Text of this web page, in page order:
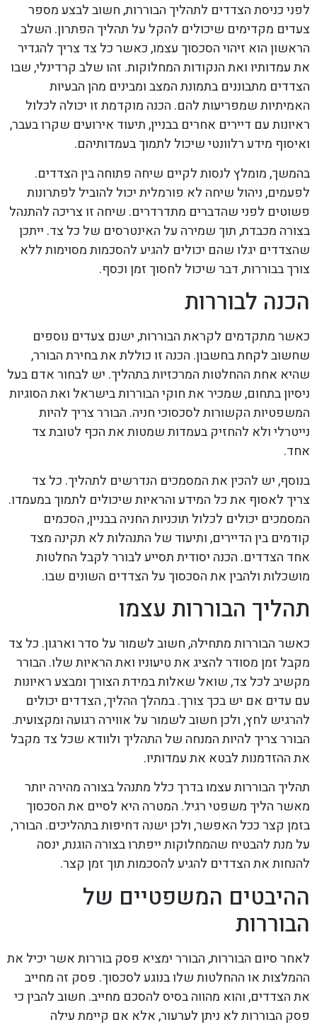
לפני כניסת הצדדים לתהליך הבוררות, חשוב לבצע מספר
צעדים מקדימים שיכולים להקל על תהליך הפתרון. השלב
הראשון הוא זיהוי הסכסוך עצמו, כאשר כל צד צריך להגדיר
את עמדותיו ואת הנקודות המחלוקות. זהו שלב קרדינלי, שבו
הצדדים מתבוננים בתמונת המצב ומבינים מהן הבעיות
האמיתיות שמפריעות להם. הכנה מוקדמת זו יכולה לכלול
ראיונות עם דיירים אחרים בבניין, תיעוד אירועים שקרו בעבר,
ואיסוף מידע רלוונטי שיכול לתמוך בעמדותיהם.
בהמשך, מומלץ לנסות לקיים שיחה פתוחה בין הצדדים.
לפעמים, ניהול שיחה לא פורמלית יכול להוביל לפתרונות
פשוטים לפני שהדברים מתדרדרים. שיחה זו צריכה להתנהל
בצורה מכבדת, תוך שמירה על האינטרסים של כל צד. ייתכן
שהצדדים יגלו שהם יכולים להגיע להסכמות מסוימות ללא
צורך בבוררות, דבר שיכול לחסוך זמן וכסף.
הכנה לבוררות
כאשר מתקדמים לקראת הבוררות, ישנם צעדים נוספים
שחשוב לקחת בחשבון. הכנה זו כוללת את בחירת הבורר,
שהיא אחת ההחלטות המרכזיות בתהליך. יש לבחור אדם בעל
ניסיון בתחום, שמכיר את חוקי הבוררות בישראל ואת הסוגיות
המשפטיות הקשורות לסכסוכי חניה. הבורר צריך להיות
נייטרלי ולא להחזיק בעמדות שמטות את הכף לטובת צד
אחד.
בנוסף, יש להכין את המסמכים הנדרשים לתהליך. כל צד
צריך לאסוף את כל המידע והראיות שיכולים לתמוך במעמדו.
המסמכים יכולים לכלול תוכניות החניה בבניין, הסכמים
קודמים בין הדיירים, ותיעוד של התנהלות לא תקינה מצד
אחד הצדדים. הכנה יסודית תסייע לבורר לקבל החלטות
מושכלות ולהבין את הסכסוך על הצדדים השונים שבו.
תהליך הבוררות עצמו
כאשר הבוררות מתחילה, חשוב לשמור על סדר וארגון. כל צד
מקבל זמן מסודר להציג את טיעוניו ואת הראיות שלו. הבורר
מקשיב לכל צד, שואל שאלות במידת הצורך ומבצע ראיונות
עם עדים אם יש בכך צורך. במהלך ההליך, הצדדים יכולים
להרגיש לחץ, ולכן חשוב לשמור על אווירה רגועה ומקצועית.
הבורר צריך להיות המנחה של התהליך ולוודא שכל צד מקבל
את ההזדמנות לבטא את עמדותיו.
תהליך הבוררות עצמו בדרך כלל מתנהל בצורה מהירה יותר
מאשר הליך משפטי רגיל. המטרה היא לסיים את הסכסוך
בזמן קצר ככל האפשר, ולכן ישנה דחיפות בתהליכים. הבורר,
על מנת להבטיח שהמחלוקות ייפתרו בצורה הוגנת, ינסה
להנחות את הצדדים להגיע להסכמות תוך זמן קצר.
ההיבטים המשפטיים של
הבוררות
לאחר סיום הבוררות, הבורר ימציא פסק בוררות אשר יכיל את
ההמלצות או ההחלטות שלו בנוגע לסכסוך. פסק זה מחייב
את הצדדים, והוא מהווה בסיס להסכם מחייב. חשוב להבין כי
פסק הבוררות לא ניתן לערעור, אלא אם קיימת עילה